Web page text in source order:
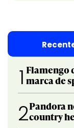
1 Flamengo
marca de
2Pandora
country